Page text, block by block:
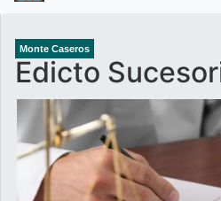
Monte Caseros
Edicto